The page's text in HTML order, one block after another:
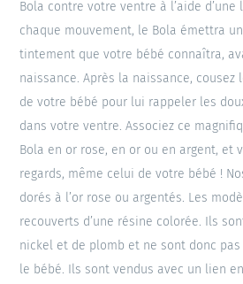
Bola contre votre ventre à l’aide d’une
chaque mouvement, le Bola émettra
tintement que votre bébé connaîtra,
naissance. Après la naissance, cousez
de votre bébé pour lui rappeler les
dans votre ventre. Associez ce
Bola en or rose, en or ou en argent, et
regards, même celui de votre bébé !
dorés à l’or rose ou argentés. Les
recouverts d’une résine colorée. Ils
nickel et de plomb et ne sont donc
le bébé. Ils sont vendus avec un lien